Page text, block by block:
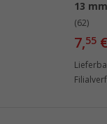
13 mm
(62)
7,55